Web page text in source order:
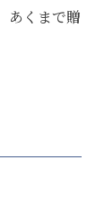
あくまで贈